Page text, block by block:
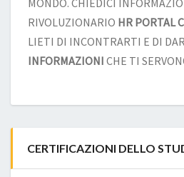
RIVOLUZIONARIO HR PORTAL
LIETI DI INCONTRARTI E DI
INFORMAZIONI CHE TI
CERTIFICAZIONI DELLO